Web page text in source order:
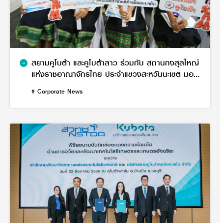
สยามคูโบต้า และคูโบต้าลาว ร่วมกับ สถานกงสุลใหญ่
แห่งราชอาณาจักรไทย ประจำแขวงสะหวันนะเขต มอบ
ชีวิตการศึกษาแก่เยาวชน
# Corporate News